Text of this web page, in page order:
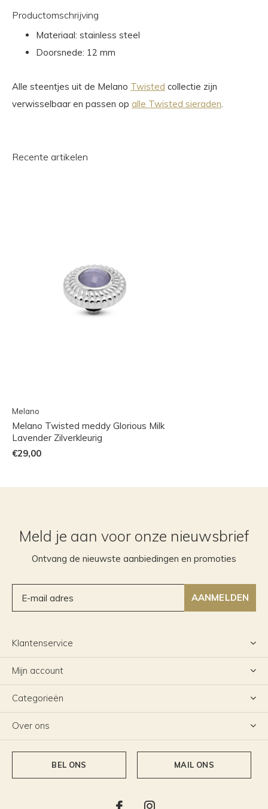
Productomschrijving
Materiaal: stainless steel
Doorsnede: 12 mm
Alle steentjes uit de Melano Twisted collectie zijn
verwisselbaar en passen op alle Twisted sieraden
Recente artikelen
Melano
Melano Twisted meddy Glorious Milk
Lavender Zilverkleurig
€29,00
Meld je aan voor onze nieuwsbrief
Ontvang de nieuwste aanbiedingen en promoties
AANMELDEN
Klantenservice
Mijn account
Categorieën
Over ons
BEL ONS MAIL ONS